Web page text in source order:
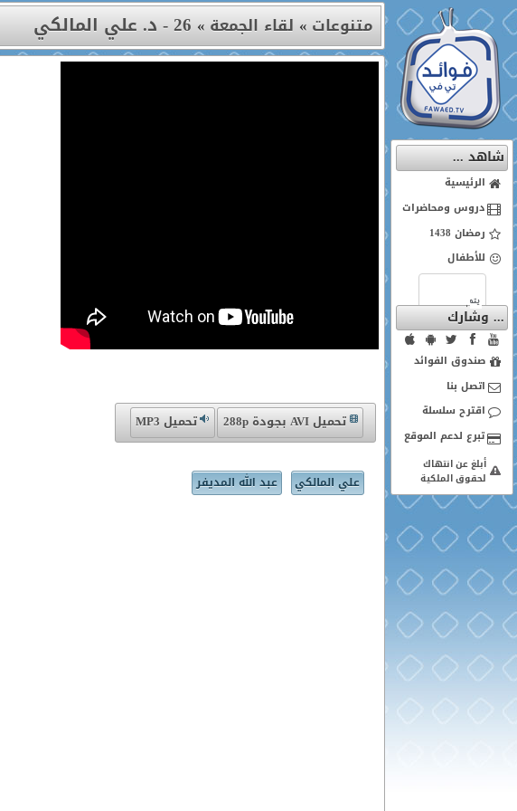
شاهد ...
الرئيسية
دروس ومحاضرات
رمضان 1438
للأطفال
... وشارك
صندوق الفوائد
اتصل بنا
اقترح سلسلة
أبلغ عن انتهاك
لحقوق الملكية
متنوعات » لقاء الجمعة »26 - د. علي المالكي
تحميل AVI بجودة 288p تحميل MP3
علي المالكي عبد الله المديفر